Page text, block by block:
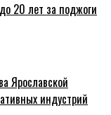
20 лет за поджоги
Ярославской
индустрий